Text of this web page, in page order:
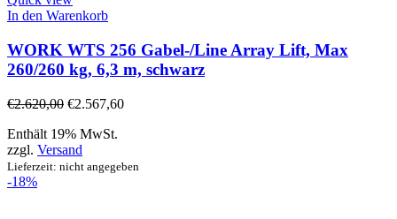
In den Warenkorb
WORK WTS 256 Gabel-/Line Array Lift, Max
260/260 kg, 6,3 m, schwarz
€2.620,00 €2.567,60
Enthält 19% MwSt.
zzgl. Versand
Lieferzeit: nicht angegeben
-18%